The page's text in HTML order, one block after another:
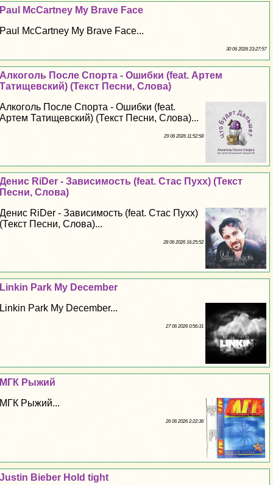
Paul McCartney My Brave Face
Paul McCartney My Brave Face...
30 06 2026 23:27:57
Алкоголь После Спорта - Ошибки (feat. Артем
Татищевский) (Текст Песни, Слова)
Алкоголь После Спорта - Ошибки (feat.
Артем Татищевский) (Текст Песни, Слова)...
29 06 2026 11:52:58
Денис RiDer - Зависимость (feat. Стас Пухх) (Текст
Песни, Слова)
Денис RiDer - Зависимость (feat. Стас Пухх)
(Текст Песни, Слова)...
28 06 2026 16:25:52
Linkin Park My December
Linkin Park My December...
27 06 2026 0:56:31
МГК Рыжий
МГК Рыжий...
26 06 2026 2:22:36
Justin Bieber Hold tight